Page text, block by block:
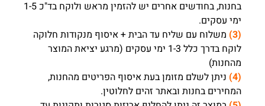
בחנות, בחודשים אחרים יש להזמין מראש ולוקח בד"כ 1-5
ימי עסקים.
(3)
משלוח עם שליח עד הבית + איסוף מנקודות חלוקה
לוקח בדרך כלל 1-3 ימי עסקים (מרגע יציאת המוצר
מהחנות)
(4)
ניתן לשלם מזומן בעת איסוף הפריטים מהחנות,
המחירים בחנות ובאתר זהים לחלוטין.